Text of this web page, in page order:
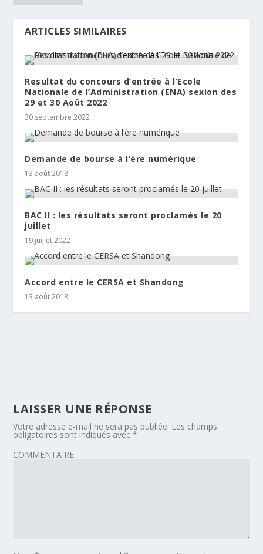
ARTICLES SIMILAIRES
Resultat du concours d’entrée à l’Ecole
Nationale de l’Administration (ENA) sexion des
29 et 30 Août 2022
30 septembre 2022
Demande de bourse à l’ère numérique
13 août 2018
BAC II : les résultats seront proclamés le 20
juillet
19 juillet 2022
Accord entre le CERSA et Shandong
13 août 2018
LAISSER UNE RÉPONSE
Votre adresse e-mail ne sera pas publiée. Les champs
obligatoires sont indiqués avec*
COMMENTAIRE